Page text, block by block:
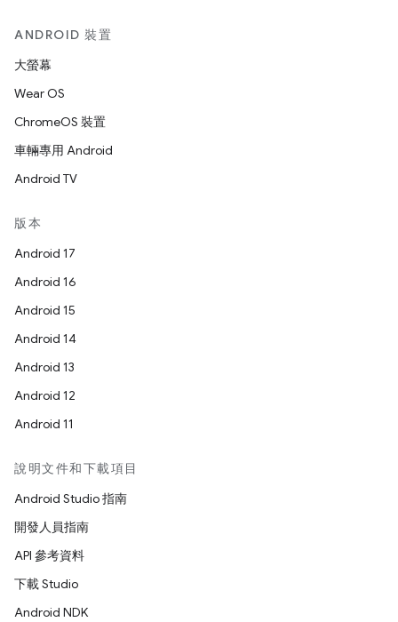
ANDROID 裝置
大螢幕
Wear OS
ChromeOS 裝置
車輛專用 Android
Android TV
版本
Android 17
Android 16
Android 15
Android 14
Android 13
Android 12
Android 11
說明文件和下載項目
Android Studio 指南
開發人員指南
API 參考資料
下載 Studio
Android NDK